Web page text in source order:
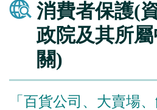
消費者保護(
政院及其所
關)
「百貨公司、大賣場